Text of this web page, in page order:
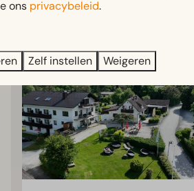
ons privacybeleid.
Zelf instellen Weigeren